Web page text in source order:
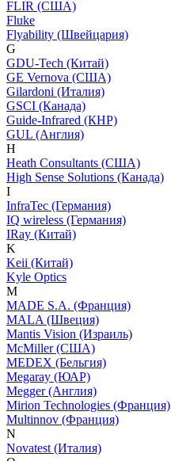
FLIR (США)
Fluke
Flyability (Швейцария)
G
GDU-Tech (Китай)
GE Vernova (США)
Gilardoni (Италия)
GSCI (Канада)
Guide-Infrared (КНР)
GUL (Англия)
H
Heath Consultants (США)
High Sense Solutions (Канада)
I
InfraTec (Германия)
IQ wireless (Германия)
IRay (Китай)
K
Keii (Китай)
Kyle Optics
M
MADE S.A. (Франция)
MALA (Швеция)
Mantis Vision (Израиль)
McMiller (США)
MEDEX (Бельгия)
Megaray (ЮАР)
Megger (Англия)
Mirion Technologies (Франция)
Multinnov (Франция)
N
Novatest (Италия)